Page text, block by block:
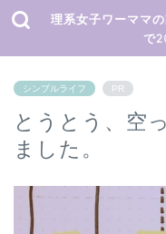
理系女子ワーママ
で
シンプルライフ PR
とうとう、空
ました。